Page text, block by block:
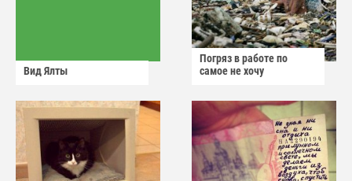
Вид Ялты
Погряз в работе по
самое не хочу